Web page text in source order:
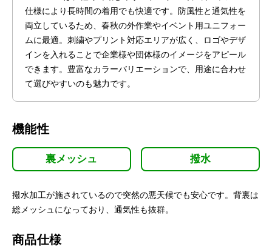
仕様により長時間の着用でも快適です。防風性と通気性を
両立しているため、春秋の外作業やイベント用ユニフォー
ムに最適。刺繍やプリント対応エリアが広く、ロゴやデザ
インを入れることで企業様や団体様のイメージをアピール
できます。豊富なカラーバリエーションで、用途に合わせ
て選びやすいのも魅力です。
機能性
裏メッシュ 撥水
撥水加工が施されているので突然の悪天候でも安心です。背裏は
総メッシュになっており、通気性も抜群。
商品仕様